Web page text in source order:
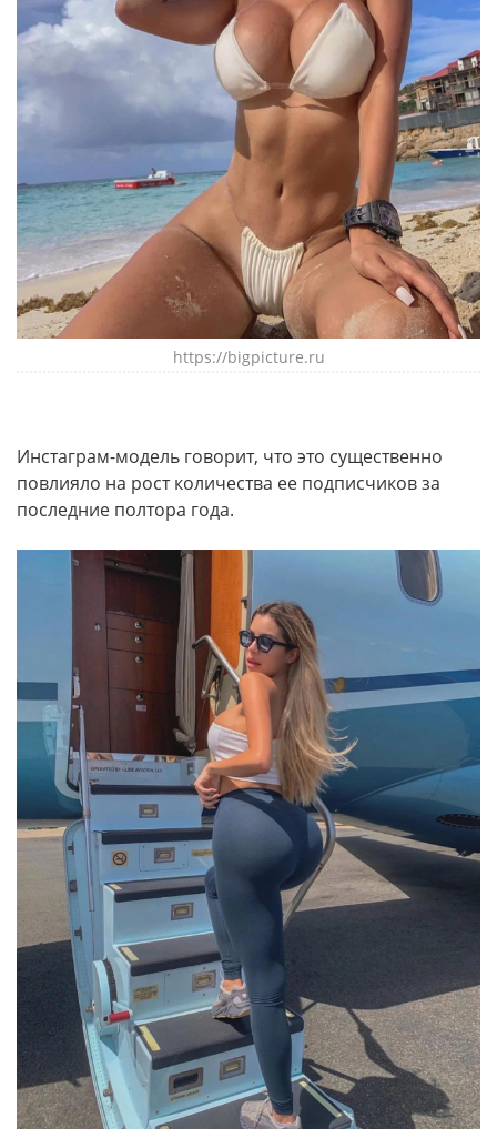
https://bigpicture.ru
Инстаграм-модель говорит, что это существенно
повлияло на рост количества ее подписчиков за
последние полтора года.